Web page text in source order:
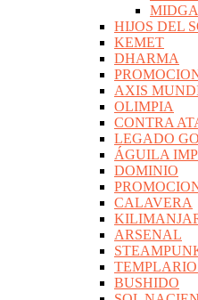
HIJOS DEL
KEMET
DHARMA
AXIS
OLIMPIA
CONTRA
LEGADO
ÁGUILA
DOMINIO
CALAVERA
ARSENAL
BUSHIDO